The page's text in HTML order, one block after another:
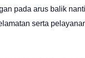
pada arus balik
serta